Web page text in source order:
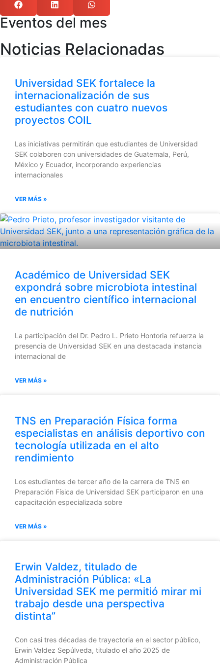
Eventos del mes
Noticias Relacionadas
Universidad SEK fortalece la
internacionalización de sus
estudiantes con cuatro nuevos
proyectos COIL
Las iniciativas permitirán que estudiantes de Universidad
SEK colaboren con universidades de Guatemala, Perú,
México y Ecuador, incorporando experiencias
internacionales
VER MÁS »
Académico de Universidad SEK
expondrá sobre microbiota intestinal
en encuentro científico internacional
de nutrición
La participación del Dr. Pedro L. Prieto Hontoria refuerza la
presencia de Universidad SEK en una destacada instancia
internacional de
VER MÁS »
TNS en Preparación Física forma
especialistas en análisis deportivo con
tecnología utilizada en el alto
rendimiento
Los estudiantes de tercer año de la carrera de TNS en
Preparación Física de Universidad SEK participaron en una
capacitación especializada sobre
VER MÁS »
Erwin Valdez, titulado de
Administración Pública: «La
Universidad SEK me permitió mirar mi
trabajo desde una perspectiva
distinta”
Con casi tres décadas de trayectoria en el sector público,
Erwin Valdez Sepúlveda, titulado el año 2025 de
Administración Pública